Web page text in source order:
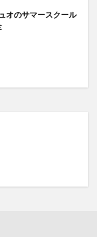
オのサマースクール